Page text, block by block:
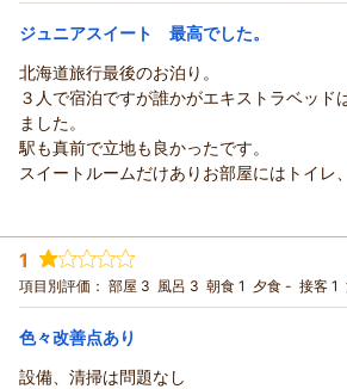
法の参考とさせていただき、よりお気軽に
また、衣類やタオルの置き場につきまして
ありがとうございます。今後の設備や備
の参考とさせていただきます。
「全体的によかった」「同価格でも広さの
と思えるお部屋」とのお言葉は、スタッ
の励みでございます。今後も皆様に快適
滞在をご提供できますよう、サービス・
向上に努めてまいります。
また帯広へお越しの際には、ご家族皆様
用くださいませ。スタッフ一同、心よりお
ます。
リッチモンドホテル帯広駅前
支配人
で満足」とのお言葉をいただき、調理スタ
価格面につきましてもご満足いただき、「
食事」とのお言葉を賜りましたことを大
お客様からいただくこのようなお声を励み
金以上の価値を感じていただけるよう、サ
良い朝食づくりに努めてまいります。
最後になりましたが、「また利用させて
際にも、変わらぬご満足をご提供できま
めてまいりますので、ぜひ再び私どものホ
いませ。
お客様のまたのお越しを心よりお待ち申し
リッチモンドホテル帯広駅前
支配人
宿泊価格帯： 6,001～7,000円(大人一人あたり/税込
リッチモンドホテル帯広駅前からの返信
この度はリッチモンドホテル帯広駅前に、
ご宿泊いただき誠にありがとうございます
お部屋の広さやコンセントの配置につきま
快適にお過ごしいただけたようで大変嬉
また、アメニティにつきましてもフェイ
だけて何よりです。
私どものホテルでは環境に配慮しつつ、
お客様に必要なものをお選びいただけるス
ります。
チェックインの際のご案内につきましても
ご到着の際もスムーズにご案内できるよう
ジュニアスイート 最高でした。
北海道旅行最後のお泊り。
３人で宿泊ですが誰かがエキストラベッド
ました。
駅も真前で立地も良かったです。
スイートルームだけありお部屋にはトイレ
夜は歩いて数分の所に豚丼の有名店があり
食後にホテルのウェルカムドリンクにビー
朝食に豚丼が用意されており注文してから
宿泊時期： 2026年07月宿泊 (家族旅行)
投稿者： トトロさん
宿泊プラン： 【早期割28】28日前までの予約でお
トリプル 朝のみ
宿泊価格帯： 11,001～12,000円(大人一人あたり/税
リッチモンドホテル帯広駅前からの返信
1
項目別評価： 部屋 3 風呂 3 朝食 1 夕食 - 接客 1
色々改善点あり
設備、清掃は問題なし